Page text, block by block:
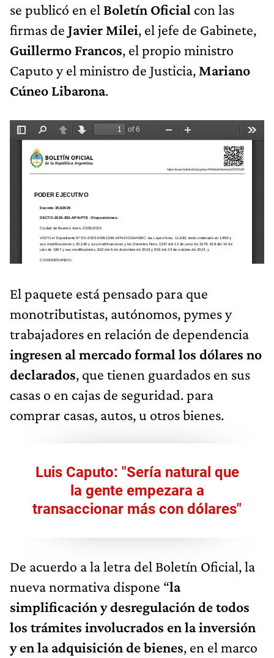
se publicó en el Boletín Oficial con las
firmas de Javier Milei, el jefe de Gabinete,
Guillermo Francos, el propio ministro
Caputo y el ministro de Justicia, Mariano
Cúneo Libarona.
El paquete está pensado para que
monotributistas, autónomos, pymes y
trabajadores en relación de dependencia
ingresen al mercado formal los dólares no
declarados, que tienen guardados en sus
casas o en cajas de seguridad. para
comprar casas, autos, u otros bienes.
Luis Caputo: "Sería natural que
la gente empezara a
transaccionar más con dólares"
De acuerdo a la letra del Boletín Oficial, la
nueva normativa dispone “la
simplificación y desregulación de todos
los trámites involucrados en la inversión
y en la adquisición de bienes, en el marco